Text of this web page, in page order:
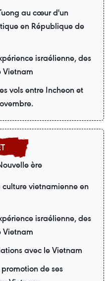
au cœur d'un
en République de
israélienne, des
Vietnam
vols entre Incheon et
ère
vietnamienne en
israélienne, des
Vietnam
avec le Vietnam
de ses